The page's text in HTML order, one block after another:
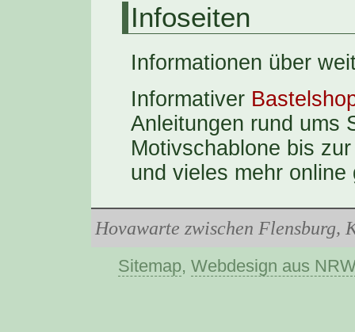
Infoseiten
Informationen über
Informativer
Anleitungen rund ums
Motivschablone bis
und vieles mehr
Hovawarte zwischen Flensburg,
Sitemap, Webdesign aus